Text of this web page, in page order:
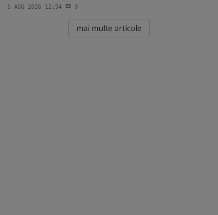
6 AUG 2026 12:54 0
mai multe articole